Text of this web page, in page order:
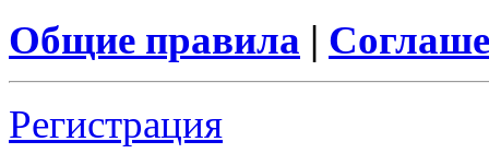
Общие правила |
Регистрация